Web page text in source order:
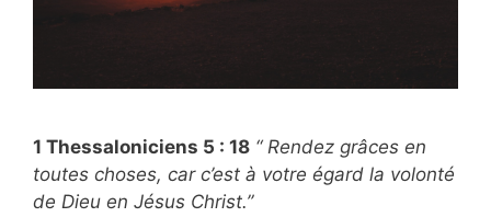
1 Thessaloniciens 5 : 18 “ Rendez grâces en
toutes choses, car c’est à votre égard la volonté
de Dieu en Jésus Christ.”